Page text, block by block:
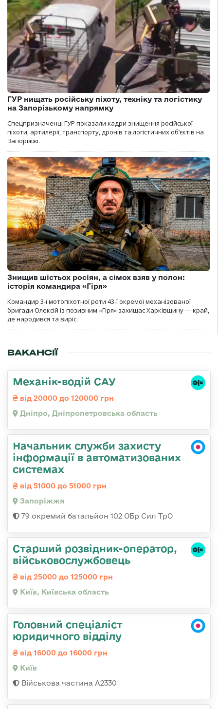
ГУР нищать російську піхоту, техніку та логістику
на Запорізькому напрямку
Спецпризначенці ГУР показали кадри знищення російської
піхоти, артилерії, транспорту, дронів та логістичних об’єктів на
Запоріжжі.
Знищив шістьох росіян, а сімох взяв у полон:
історія командира «Гіря»
Командир 3-ї мотопіхотної роти 43-ї окремої механізованої
бригади Олексій із позивним «Гіря» захищає Харківщину — край,
де народився та виріс.
ВАКАНСІЇ
Механік-водій САУ
від 20000 до 120000 грн
Дніпро, Дніпропетровська область
Начальник служби захисту
інформації в автоматизованих
системах
від 51000 до 51000 грн
Запоріжжя
79 окремий батальйон 102 ОБр Сил ТрО
Стаpший pозвідник-опеpатоp,
військовослужбовець
від 25000 до 125000 грн
Київ, Київська область
Головний спеціаліст
юридичного відділу
від 16000 до 16000 грн
Київ
Військова частина A2330